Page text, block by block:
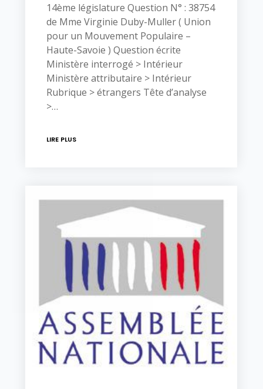
14ème législature Question N° : 38754
de Mme Virginie Duby-Muller ( Union
pour un Mouvement Populaire –
Haute-Savoie ) Question écrite
Ministère interrogé > Intérieur
Ministère attributaire > Intérieur
Rubrique > étrangers Tête d’analyse
>…
LIRE PLUS